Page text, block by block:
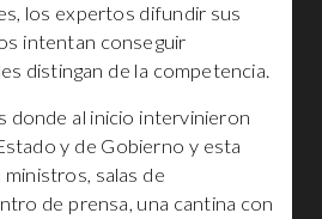
los expertos difundir sus
intentan conseguir
distingan de la competencia.
donde al inicio intervinieron
y de Gobierno y esta
salas de
de prensa, una cantina con